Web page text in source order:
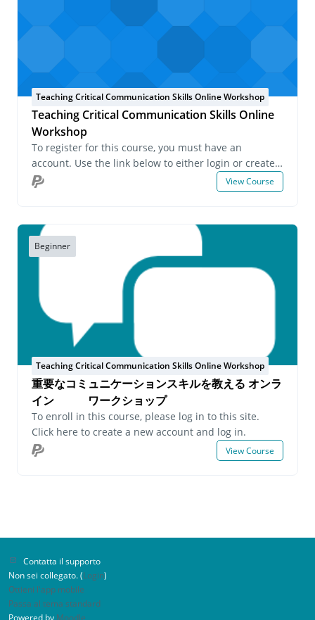
Teaching Critical Communication Skills Online Workshop
Teaching Critical Communication Skills Online
Workshop
To register for this course, you must have an
account. Use the link below to either login or create
an account. If you have any questions about this
course or wish to inquire about group registrations
View Course
Beginner
Teaching Critical Communication Skills Online Workshop
重要なコミュニケーションスキルを教える オンラ
イン ワークショップ
To enroll in this course, please log in to this site.
Click here to create a new account and log in.
View Course
Contatta il supporto
Non sei collegato. (Login)
Ottieni l'app mobile
Passa al tema standard